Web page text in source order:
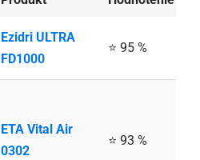
Ezidri ULTRA
FD1000
⭐ 95 %
ETA Vital Air
0302
⭐ 93 %